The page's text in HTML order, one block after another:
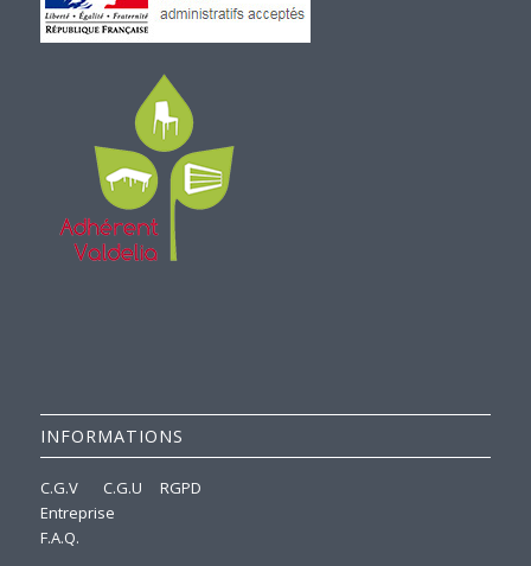
INFORMATIONS
C.G.V C.G.U
RGPD
Entreprise
F.A.Q.